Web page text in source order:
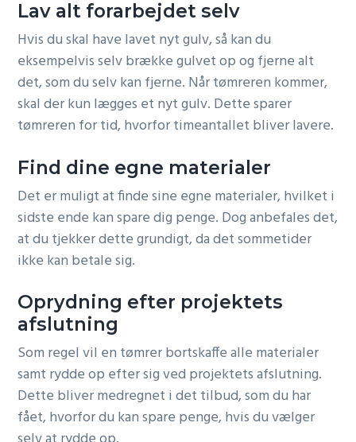
Lav alt forarbejdet selv
Hvis du skal have lavet nyt gulv, så kan du
eksempelvis selv brække gulvet op og fjerne alt
det, som du selv kan fjerne. Når tømreren kommer,
skal der kun lægges et nyt gulv. Dette sparer
tømreren for tid, hvorfor timeantallet bliver lavere.
Find dine egne materialer
Det er muligt at finde sine egne materialer, hvilket i
sidste ende kan spare dig penge. Dog anbefales det,
at du tjekker dette grundigt, da det sommetider
ikke kan betale sig.
Oprydning efter projektets
afslutning
Som regel vil en tømrer bortskaffe alle materialer
samt rydde op efter sig ved projektets afslutning.
Dette bliver medregnet i det tilbud, som du har
fået, hvorfor du kan spare penge, hvis du vælger